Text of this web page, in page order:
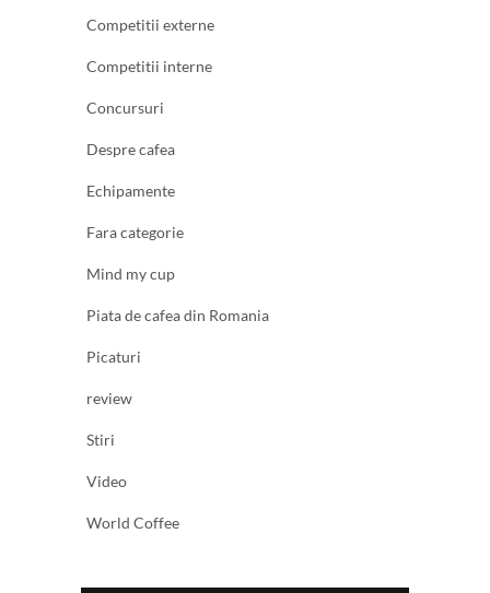
Competitii externe
Competitii interne
Concursuri
Despre cafea
Echipamente
Fara categorie
Mind my cup
Piata de cafea din Romania
Picaturi
review
Stiri
Video
World Coffee